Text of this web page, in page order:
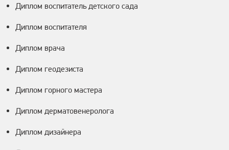
Диплом воспитатель детского сада
Диплом воспитателя
Диплом врача
Диплом геодезиста
Диплом горного мастера
Диплом дерматовенеролога
Диплом дизайнера